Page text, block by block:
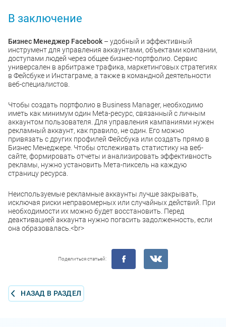
В заключение
Бизнес Менеджер Facebook – удобный и эффективный
инструмент для управления аккаунтами, объектами компании,
доступами людей через общее бизнес-портфолио. Сервис
универсален в арбитраже трафика, маркетинговых стратегиях
в Фейсбуке и Инстаграме, а также в командной деятельности
веб-специалистов.
Чтобы создать портфолио в Business Manager, необходимо
иметь как минимум один Meta-ресурс, связанный с личным
аккаунтом пользователя. Для управления кампаниями нужен
рекламный аккаунт, как правило, не один. Его можно
привязать с других профилей Фейсбука или создать прямо в
Бизнес Менеджере. Чтобы отслеживать статистику на веб-
сайте, формировать отчеты и анализировать эффективность
рекламы, нужно установить Мета-пиксель на каждую
страницу ресурса.
Неиспользуемые рекламные аккаунты лучше закрывать,
исключая риски неправомерных или случайных действий. При
необходимости их можно будет восстановить. Перед
деактивацией аккаунта нужно погасить задолженность, если
она образовалась.<br>
НАЗАД В РАЗДЕЛ
Поделиться статьей: